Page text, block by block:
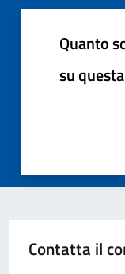
Quanto
su
Contatta il